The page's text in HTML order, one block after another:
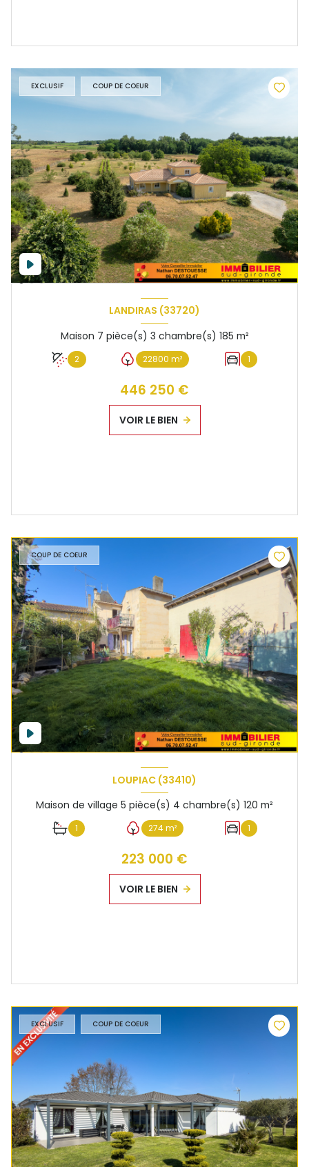
EXCLUSIF COUP DE COEUR
LANDIRAS (33720)
Maison 7 pièce(s) 3 chambre(s) 185 m²
2 22800 m² 1
446 250 €
VOIR LE BIEN
COUP DE COEUR
LOUPIAC (33410)
Maison de village 5 pièce(s) 4 chambre(s) 120 m²
1 274 m² 1
223 000 €
VOIR LE BIEN
EXCLUSIF COUP DE COEUR